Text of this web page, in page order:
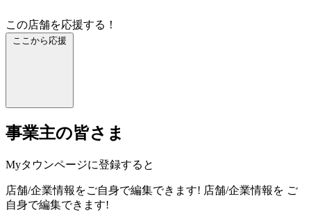
この店舗を応援する！
ここから応援
事業主の皆さま
Myタウンページに登録すると
店舗/企業情報をご自身で編集できます! 店舗/企業情報を ご
自身で編集できます!